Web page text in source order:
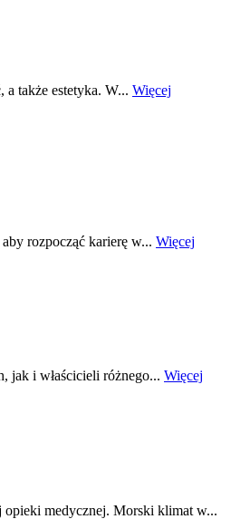
także estetyka. W... Więcej
rozpocząć karierę w... Więcej
jak i właścicieli różnego... Więcej
opieki medycznej. Morski klimat w...